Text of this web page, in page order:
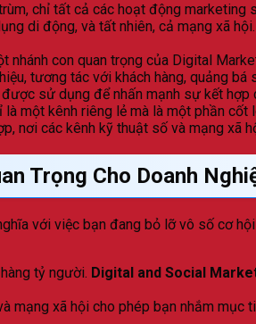
chỉ tất cả các hoạt động
di động, và tất nhiên, cả mạng xã
nhánh con quan trọng của Digital
tương tác với khách hàng, quảng
sử dụng để nhấn mạnh sự kết hợp
một kênh riêng lẻ mà là một phần
nơi các kênh kỹ thuật số và mạng xã
Trọng Cho Doanh
với việc bạn đang bỏ lỡ vô số cơ
tỷ người. Digital and Social
mạng xã hội cho phép bạn nhắm